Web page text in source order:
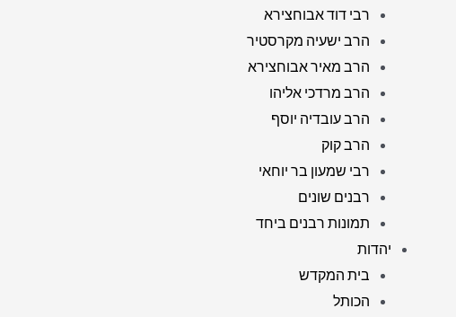
רבי דוד אבוחצירא
הרב ישעיה מקרסטיר
הרב מאיר אבוחצירא
הרב מרדכי אליהו
הרב עובדיה יוסף
הרב קוק
רבי שמעון בר יוחאי
רבנים שונים
תמונות רבנים ביחד
יהדות
בית המקדש
הכותל